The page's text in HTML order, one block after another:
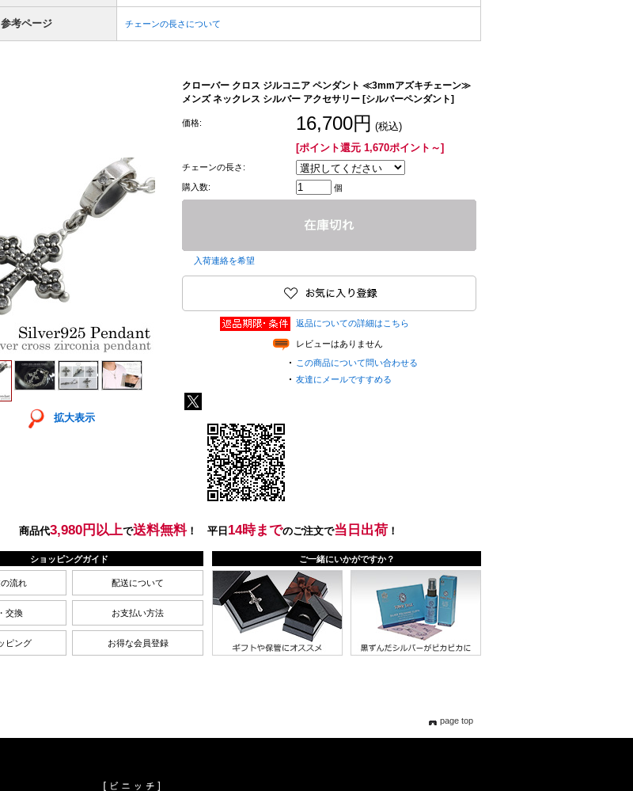
参考ページ チェーンの長さについて
拡大表示
クローバー クロス ジルコニア ペンダント ≪3mmアズキチェーン≫
メンズ ネックレス シルバー アクセサリー [シルバーペンダント]
価格: 16,700円 (税込)
[ポイント還元 1,670ポイント～]
チェーンの長さ:
購入数: 個
入荷連絡を希望
返品についての詳細はこちら
レビューはありません
この商品について問い合わせる
友達にメールですすめる
page top